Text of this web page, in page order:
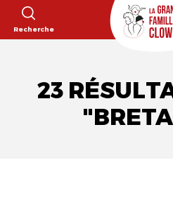
Recherche
23